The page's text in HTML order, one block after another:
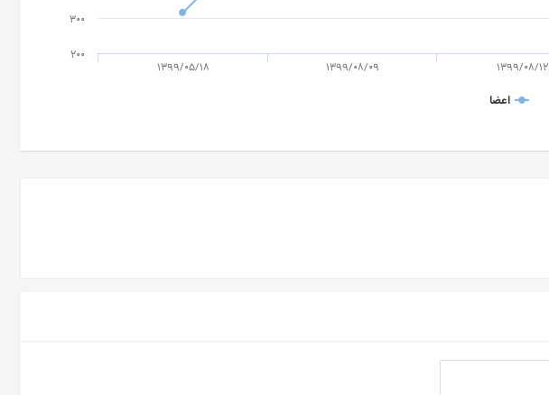
اعضا
1399/05/18 1399/08/09 1399/08/12
200
300